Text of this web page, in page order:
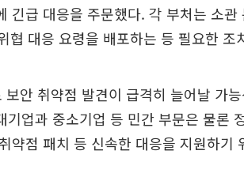
긴급 대응을 주문했다. 각 부처는 소관
협 대응 요령을 배포하는 등 필요한 조
안 취약점 발견이 급격히 늘어날 가
업과 중소기업 등 민간 부문은 물론
약점 패치 등 신속한 대응을 지원하기